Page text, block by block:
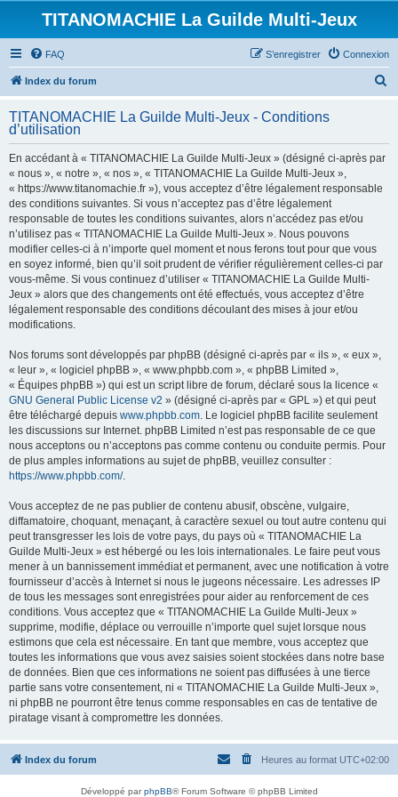
TITANOMACHIE La Guilde Multi-Jeux
FAQ Connexion
S’enregistrer
Index du forum
h
TITANOMACHIE La Guilde Multi-Jeux - Conditions
d’utilisation
En accédant à « TITANOMACHIE La Guilde Multi-Jeux » (désigné ci-après par
« nous », « notre », « nos », « TITANOMACHIE La Guilde Multi-Jeux »,
« https://www.titanomachie.fr »), vous acceptez d’être légalement responsable
des conditions suivantes. Si vous n’acceptez pas d’être légalement
responsable de toutes les conditions suivantes, alors n’accédez pas et/ou
n’utilisez pas « TITANOMACHIE La Guilde Multi-Jeux ». Nous pouvons
modifier celles-ci à n’importe quel moment et nous ferons tout pour que vous
en soyez informé, bien qu’il soit prudent de vérifier régulièrement celles-ci par
vous-même. Si vous continuez d’utiliser « TITANOMACHIE La Guilde Multi-
Jeux » alors que des changements ont été effectués, vous acceptez d’être
légalement responsable des conditions découlant des mises à jour et/ou
modifications.
Nos forums sont développés par phpBB (désigné ci-après par « ils », « eux »,
« leur », « logiciel phpBB », « www.phpbb.com », « phpBB Limited »,
« Équipes phpBB ») qui est un script libre de forum, déclaré sous la licence «
GNU General Public License v2 » (désigné ci-après par « GPL ») et qui peut
être téléchargé depuis www.phpbb.com. Le logiciel phpBB facilite seulement
les discussions sur Internet. phpBB Limited n’est pas responsable de ce que
nous acceptons ou n’acceptons pas comme contenu ou conduite permis. Pour
de plus amples informations au sujet de phpBB, veuillez consulter :
https://www.phpbb.com/.
Vous acceptez de ne pas publier de contenu abusif, obscène, vulgaire,
diffamatoire, choquant, menaçant, à caractère sexuel ou tout autre contenu qui
peut transgresser les lois de votre pays, du pays où « TITANOMACHIE La
Guilde Multi-Jeux » est hébergé ou les lois internationales. Le faire peut vous
mener à un bannissement immédiat et permanent, avec une notification à votre
fournisseur d’accès à Internet si nous le jugeons nécessaire. Les adresses IP
de tous les messages sont enregistrées pour aider au renforcement de ces
conditions. Vous acceptez que « TITANOMACHIE La Guilde Multi-Jeux »
supprime, modifie, déplace ou verrouille n’importe quel sujet lorsque nous
estimons que cela est nécessaire. En tant que membre, vous acceptez que
toutes les informations que vous avez saisies soient stockées dans notre base
de données. Bien que ces informations ne soient pas diffusées à une tierce
partie sans votre consentement, ni « TITANOMACHIE La Guilde Multi-Jeux »,
ni phpBB ne pourront être tenus comme responsables en cas de tentative de
piratage visant à compromettre les données.
Index du forum Heures au format UTC+02:00
Développé parphpBB® Forum Software © phpBB Limited